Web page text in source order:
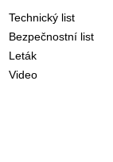
Technický list
Bezpečnostní list
Leták
Video